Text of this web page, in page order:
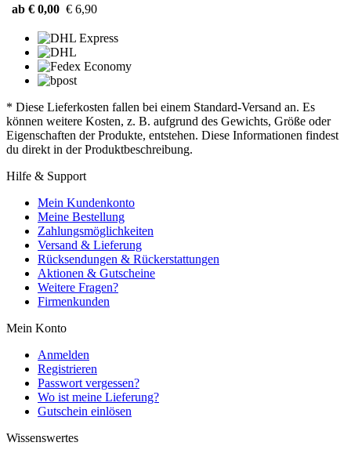
ab € 0,00 € 6,90
* Diese Lieferkosten fallen bei einem Standard-Versand an. Es
können weitere Kosten, z. B. aufgrund des Gewichts, Größe oder
Eigenschaften der Produkte, entstehen. Diese Informationen findest
du direkt in der Produktbeschreibung.
Hilfe & Support
Mein Kundenkonto
Meine Bestellung
Zahlungsmöglichkeiten
Versand & Lieferung
Rücksendungen & Rückerstattungen
Aktionen & Gutscheine
Weitere Fragen?
Firmenkunden
Mein Konto
Anmelden
Registrieren
Passwort vergessen?
Wo ist meine Lieferung?
Gutschein einlösen
Wissenswertes